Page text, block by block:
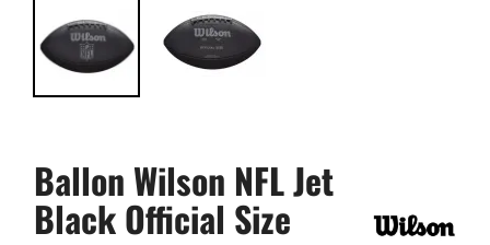
Ballon Wilson NFL Jet
Black Official Size